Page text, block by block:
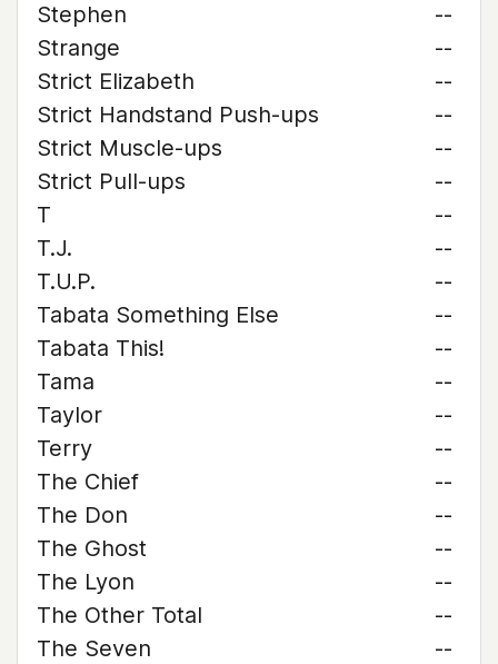
Stephen
--
Strange
--
Strict Elizabeth
--
Strict Handstand Push-ups
--
Strict Muscle-ups
--
Strict Pull-ups
--
T
--
T.J.
--
T.U.P.
--
Tabata Something Else
--
Tabata This!
--
Tama
--
Taylor
--
Terry
--
The Chief
--
The Don
--
The Ghost
--
The Lyon
--
The Other Total
--
The Seven
--